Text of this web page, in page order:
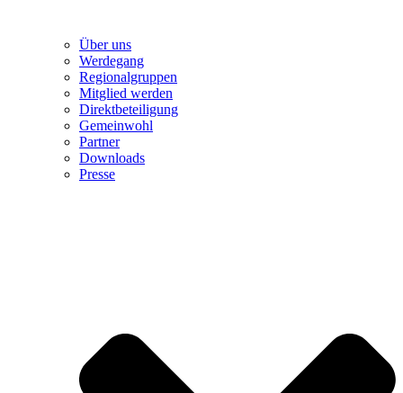
Über uns
Werdegang
Regionalgruppen
Mitglied werden
Direktbeteiligung
Gemeinwohl
Partner
Downloads
Presse